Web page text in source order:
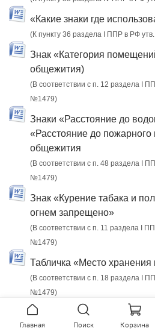
«Какие знаки где
(К пункту 36 раздела I ППР в РФ
Знак «Категория
общежития)
(В соответствии с п. 12 раздела I
№1479)
Знаки «Расстояние до
«Расстояние до пожарного
общежития
(В соответствии с п. 48 раздела I
№1479)
Знак «Курение табака и
огнем запрещено»
(В соответствии с п. 11 раздела I
№1479)
Табличка «Место хранения
(В соответствии с п. 18 раздела I
№1479)
Журналы ПБ в общежитии
Главная Поиск Корзина